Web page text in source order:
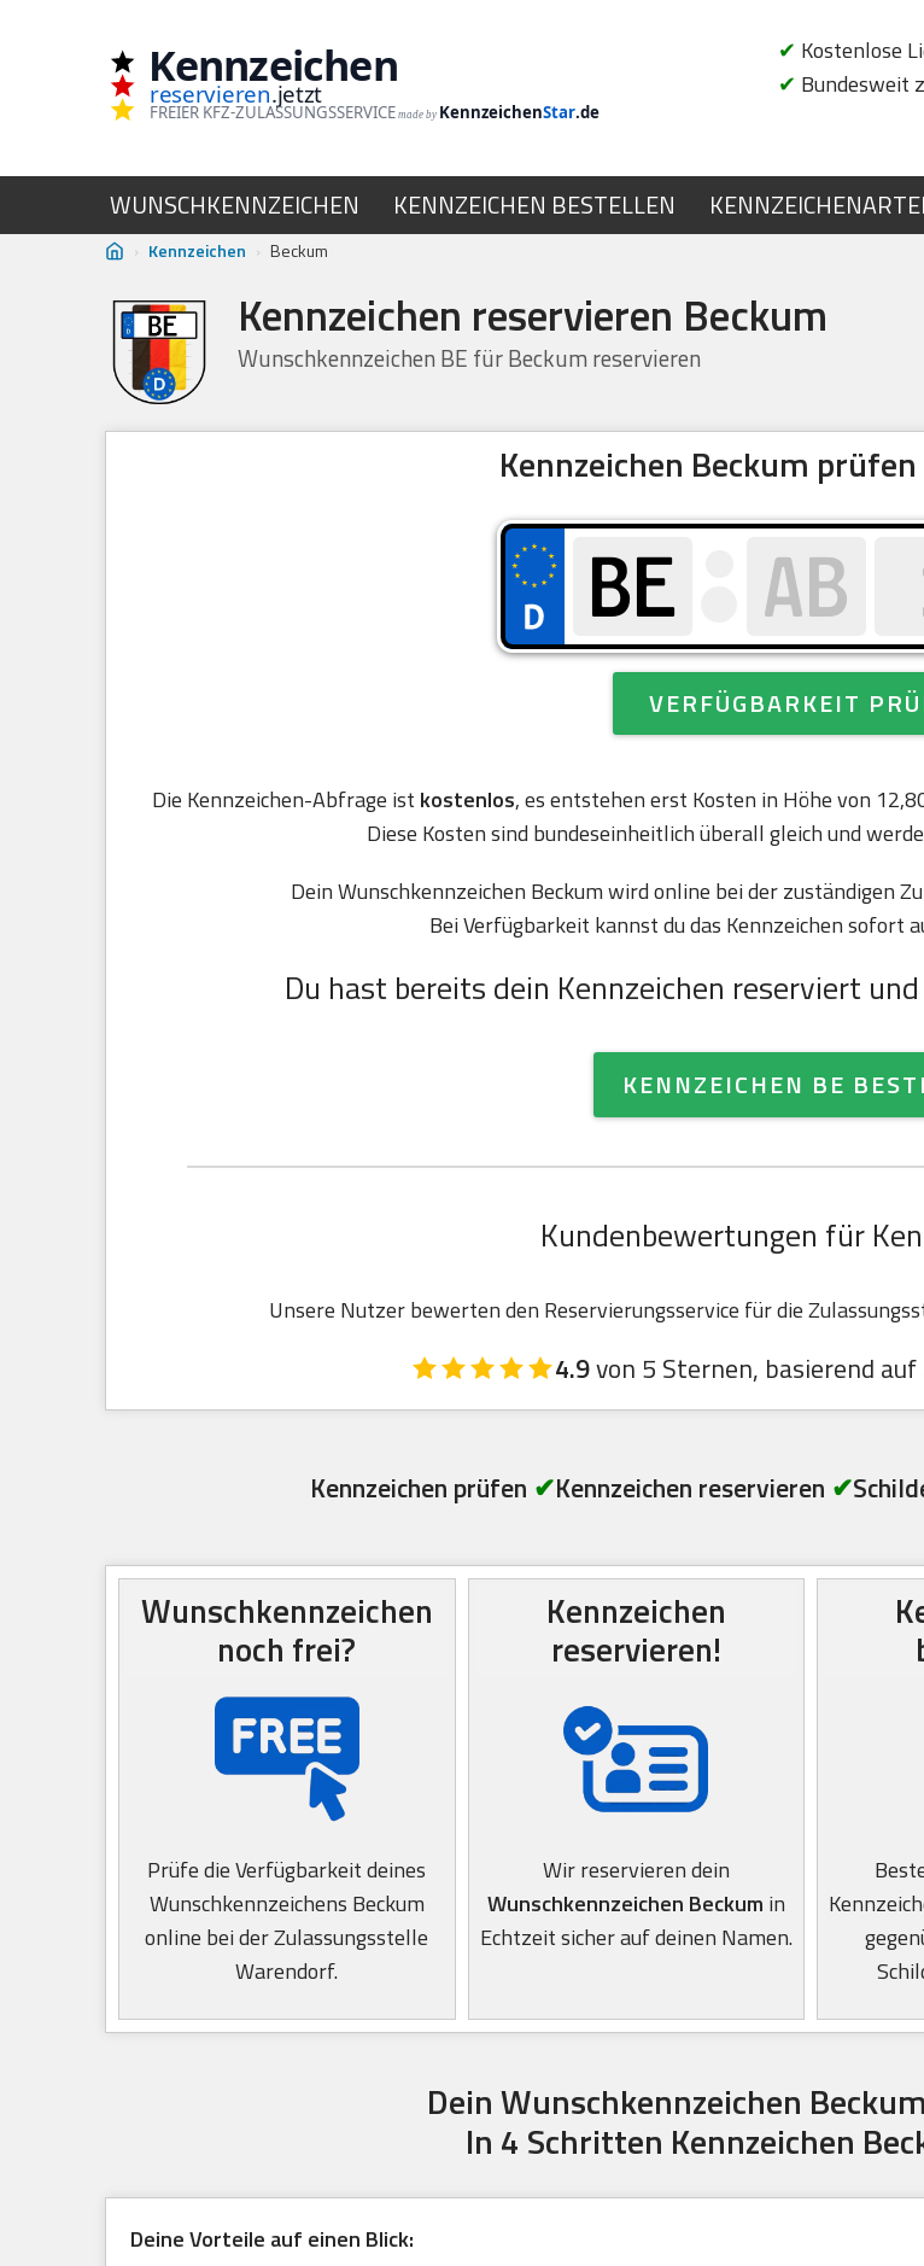
Kennzeichen
reservieren.jetzt
FREIER KFZ-ZULASSUNGSSERVICE made by KennzeichenStar.de
✔ Kostenlose
✔ Bundesweit
WUNSCHKENNZEICHEN KENNZEICHEN BESTELLEN
› Kennzeichen › Beckum
Kennzeichen reservieren Beckum
Wunschkennzeichen BE für Beckum reservieren
Kennzeichen Beckum
VERFÜGBARKEIT
Die Kennzeichen-Abfrage ist kostenlos, es entstehen erst Kosten in Höhe von
Diese Kosten sind bundeseinheitlich überall gleich und
Dein Wunschkennzeichen Beckum wird online bei der zuständigen
Bei Verfügbarkeit kannst du das Kennzeichen sofort
Du hast bereits dein Kennzeichen reserviert
KENNZEICHEN BE
Kundenbewertungen für
Unsere Nutzer bewerten den Reservierungsservice für die
4.9von 5 Sternen, basierend auf
Kennzeichen prüfen ✔Kennzeichen reservieren ✔
Wunschkennzeichen
noch frei?
Prüfe die Verfügbarkeit deines
Wunschkennzeichens Beckum
online bei der Zulassungsstelle
Warendorf.
Kennzeichen
reservieren!
Wir reservieren dein
Wunschkennzeichen Beckum in
Echtzeit sicher auf deinen Namen.
Dein Wunschkennzeichen
In 4 Schritten Kennzeichen
Deine Vorteile auf einen Blick: